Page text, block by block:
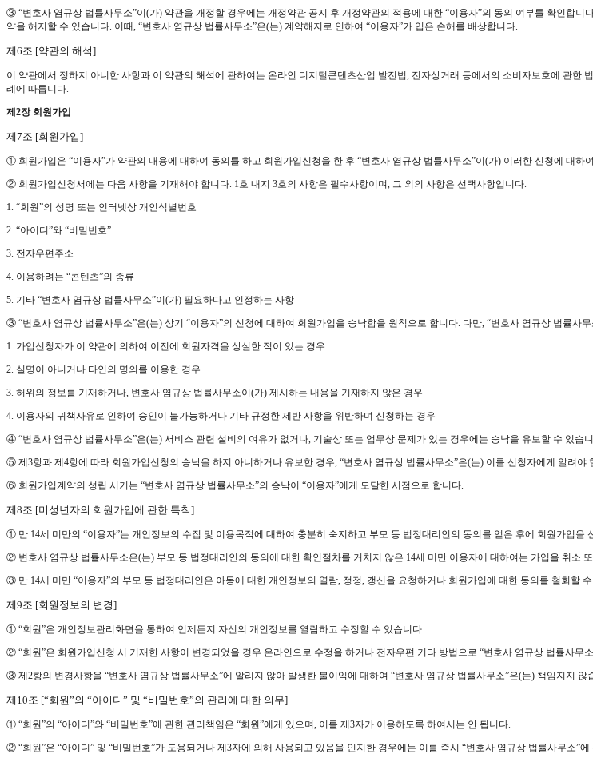
③ “변호사 염규상 법률사무소”이(가) 약관을 개정할 경우에는 개정약관 공지 후 개정약관의 적용에 대한 “이용자”의 동의 여부를 확인합니
약을 해지할 수 있습니다. 이때, “변호사 염규상 법률사무소”은(는) 계약해지로 인하여 “이용자”가 입은 손해를 배상합니다.
제6조 [약관의 해석]
이 약관에서 정하지 아니한 사항과 이 약관의 해석에 관하여는 온라인 디지털콘텐츠산업 발전법, 전자상거래 등에서의 소비자보호에 관
례에 따릅니다.
제2장 회원가입
제7조 [회원가입]
① 회원가입은 “이용자”가 약관의 내용에 대하여 동의를 하고 회원가입신청을 한 후 “변호사 염규상 법률사무소”이(가) 이러한 신청에 대하
② 회원가입신청서에는 다음 사항을 기재해야 합니다. 1호 내지 3호의 사항은 필수사항이며, 그 외의 사항은 선택사항입니다.
1. “회원”의 성명 또는 인터넷상 개인식별번호
2. “아이디”와 “비밀번호”
3. 전자우편주소
4. 이용하려는 “콘텐츠”의 종류
5. 기타 “변호사 염규상 법률사무소”이(가) 필요하다고 인정하는 사항
③ “변호사 염규상 법률사무소”은(는) 상기 “이용자”의 신청에 대하여 회원가입을 승낙함을 원칙으로 합니다. 다만, “변호사 염규상 법률사
1. 가입신청자가 이 약관에 의하여 이전에 회원자격을 상실한 적이 있는 경우
2. 실명이 아니거나 타인의 명의를 이용한 경우
3. 허위의 정보를 기재하거나, 변호사 염규상 법률사무소이(가) 제시하는 내용을 기재하지 않은 경우
4. 이용자의 귀책사유로 인하여 승인이 불가능하거나 기타 규정한 제반 사항을 위반하며 신청하는 경우
④ “변호사 염규상 법률사무소”은(는) 서비스 관련 설비의 여유가 없거나, 기술상 또는 업무상 문제가 있는 경우에는 승낙을 유보할 수 있습
⑤ 제3항과 제4항에 따라 회원가입신청의 승낙을 하지 아니하거나 유보한 경우, “변호사 염규상 법률사무소”은(는) 이를 신청자에게 알려
⑥ 회원가입계약의 성립 시기는 “변호사 염규상 법률사무소”의 승낙이 “이용자”에게 도달한 시점으로 합니다.
제8조 [미성년자의 회원가입에 관한 특칙]
① 만 14세 미만의 “이용자”는 개인정보의 수집 및 이용목적에 대하여 충분히 숙지하고 부모 등 법정대리인의 동의를 얻은 후에 회원가입을
② 변호사 염규상 법률사무소은(는) 부모 등 법정대리인의 동의에 대한 확인절차를 거치지 않은 14세 미만 이용자에 대하여는 가입을 취소
③ 만 14세 미만 “이용자”의 부모 등 법정대리인은 아동에 대한 개인정보의 열람, 정정, 갱신을 요청하거나 회원가입에 대한 동의를 철회할
제9조 [회원정보의 변경]
① “회원”은 개인정보관리화면을 통하여 언제든지 자신의 개인정보를 열람하고 수정할 수 있습니다.
② “회원”은 회원가입신청 시 기재한 사항이 변경되었을 경우 온라인으로 수정을 하거나 전자우편 기타 방법으로 “변호사 염규상 법률사무
③ 제2항의 변경사항을 “변호사 염규상 법률사무소”에 알리지 않아 발생한 불이익에 대하여 “변호사 염규상 법률사무소”은(는) 책임지지 않
제10조 [“회원”의 “아이디” 및 “비밀번호”의 관리에 대한 의무]
① “회원”의 “아이디”와 “비밀번호”에 관한 관리책임은 “회원”에게 있으며, 이를 제3자가 이용하도록 하여서는 안 됩니다.
② “회원”은 “아이디” 및 “비밀번호”가 도용되거나 제3자에 의해 사용되고 있음을 인지한 경우에는 이를 즉시 “변호사 염규상 법률사무소”